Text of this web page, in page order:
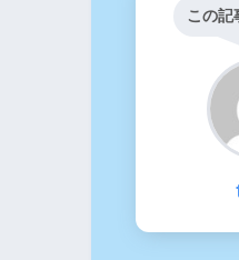
この記